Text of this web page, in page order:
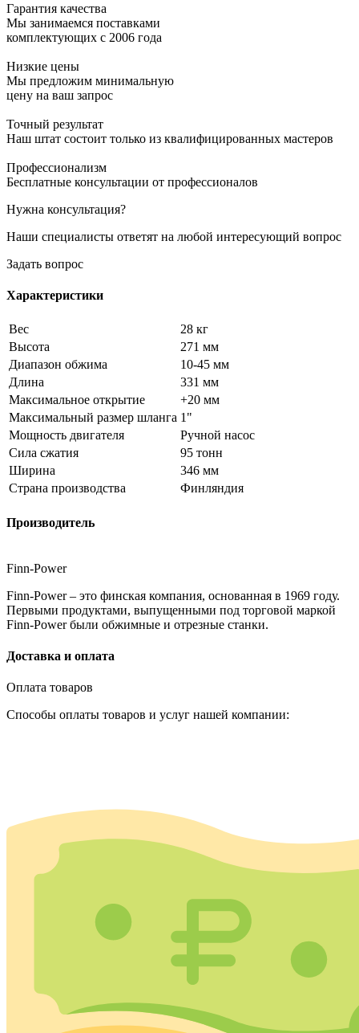
Гарантия качества
Мы занимаемся поставками
комплектующих с 2006 года
Низкие цены
Мы предложим минимальную
цену на ваш запрос
Точный результат
Наш штат состоит только из квалифицированных мастеров
Профессионализм
Бесплатные консультации от профессионалов
Нужна консультация?
Наши специалисты ответят на любой интересующий вопрос
Задать вопрос
Характеристики
Вес
28 кг
Высота
271 мм
Диапазон обжима
10-45 мм
Длина
331 мм
Максимальное открытие
+20 мм
Максимальный размер шланга 1"
Мощность двигателя
Ручной насос
Сила сжатия
95 тонн
Ширина
346 мм
Страна производства
Финляндия
Производитель
Finn-Power
Finn-Power – это финская компания, основанная в 1969 году.
Первыми продуктами, выпущенными под торговой маркой
Finn-Power были обжимные и отрезные станки.
Доставка и оплата
Оплата товаров
Способы оплаты товаров и услуг нашей компании: